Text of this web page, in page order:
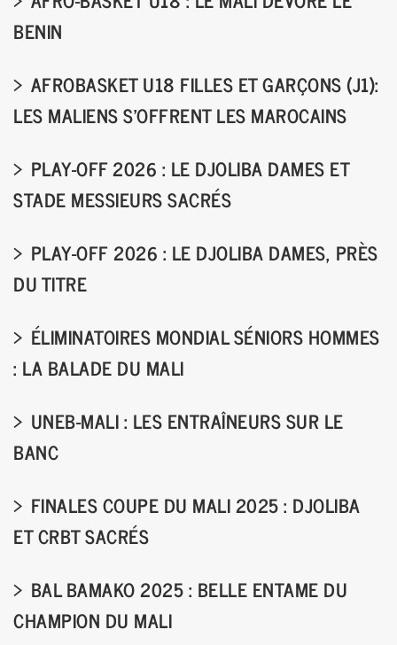
BENIN
AFROBASKET U18 FILLES ET GARÇONS (J1):
LES MALIENS S’OFFRENT LES MAROCAINS
PLAY-OFF 2026 : LE DJOLIBA DAMES ET
STADE MESSIEURS SACRÉS
PLAY-OFF 2026 : LE DJOLIBA DAMES, PRÈS
DU TITRE
ÉLIMINATOIRES MONDIAL SÉNIORS HOMMES
: LA BALADE DU MALI
UNEB-MALI : LES ENTRAÎNEURS SUR LE
BANC
FINALES COUPE DU MALI 2025 : DJOLIBA
ET CRBT SACRÉS
BAL BAMAKO 2025 : BELLE ENTAME DU
CHAMPION DU MALI